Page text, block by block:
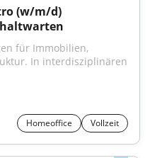
für Immobilien,
In interdisziplinären
Homeoffice Vollzeit